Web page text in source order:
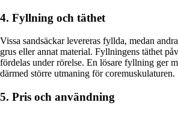
4. Fyllning och täthet
Vissa sandsäckar levereras fyllda, medan
grus eller annat material. Fyllningens täthet
fördelas under rörelse. En lösare fyllning ger
därmed större utmaning för coremuskulaturen.
5. Pris och användning